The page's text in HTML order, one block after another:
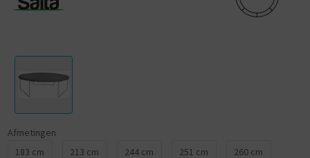
De hoes is gemakkelijk te bevestigen om de trampoline middels de
bijgeleverde elastieken bandjes en past ook op een trampoline met
Afmetingen
183 cm
213 cm 244 cm 251 cm 260 cm